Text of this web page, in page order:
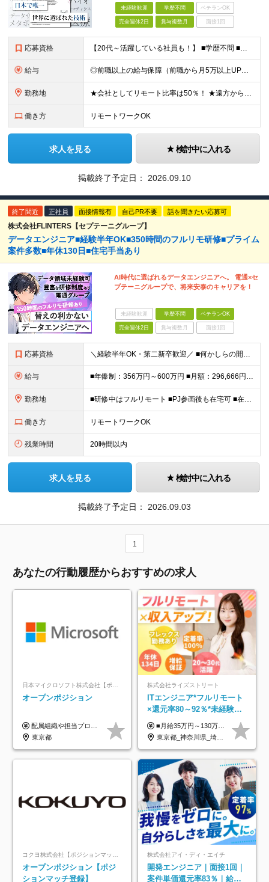
未経験歓迎 学歴不問 ベテランOK
完全週休2日 賞与複数月 面接1回
応募資格 【20代～活躍している社員も！】 ■学歴不問 ■以下のいずれかの専門知識をお持ちの方 ・バイオインフォマティクス ・メディカルインフォマティクス ・医療／ライフサイエンス ◎下記へ興味のある方も大歓
給与 ◎前職以上の給与保障（前職から月5万以上UPの実例複数あり） ■想定年収500～1000万円（月給制もしくは年俸制にて選択可） ■月給35万円～＋賞与（給与制／メンバーのみ）＋業績賞与（15期以上連続
勤務地 ★会社としてリモート比率は50％！ ★遠方からの応募OK！働き方も随時相談に乗ります ■本社 東京都千代田区麹町4-2 麹町ミッドスクエア4F ◎2024年12月に移転したばかりのキレイなオフィス！
働き方 リモートワークOK
求人を見る 検討中に入れる
掲載終了予定日： 2026.09.10
終了間近 正社員 面接情報有 自己PR不要 話を聞きたい応募可
株式会社FLINTERS【セプテーニグループ】
データエンジニア■経験半年OK■350時間のフルリモ研修■プライム
案件多数■年休130日■住宅手当あり
AI時代に選ばれるデータエンジニアへ。 電通×セ
プテーニグループで、将来安泰のキャリアを！
未経験歓迎 学歴不問 ベテランOK
完全週休2日 賞与複数月 面接1回
応募資格 ＼経験半年OK・第二新卒歓迎／ ■何かしらの開発経験をお持ちの方※使用言語不問 ■学歴不問 ＊幅広い技術に挑戦したい方を歓迎！ ＼＼こんな方にピッタリ／／ □モダンな開発環境にチャレンジしたい方 □
給与 ■年俸制：356万円～600万円 ■月額：296,666円～500,000円 ※スキル・経験を考慮し決定 ※上記には固定残業代（45時間分／75,375円〜127,980円）を含む ※超過分は別途支
勤務地 ■研修中はフルリモート ■PJ参画後も在宅可 ■在宅勤務手当あり ＜本社＞ 東京都新宿区西新宿8-17-1 住友不動産新宿グランドタワー27階 ※転勤なし （変更の範囲）会社の定める事業所
働き方 リモートワークOK
残業時間 20時間以内
求人を見る 検討中に入れる
掲載終了予定日： 2026.09.03
1
あなたの行動履歴からおすすめの求人
日本マイクロソフト株式会社【ポジションマッチ登録】
オープンポジション
配属組織や担当プロジェクトにより異なります。 ▼参考情報 ----------------------- 年俸650万～（1/12を月々支給） ※経験、能力を考慮の上、当社規定により優遇いたします。 ※時間外、休日出勤、深夜手当に対する賃金も基本年俸に含みます。
東京都
株式会社ライズストリート
ITエンジニア*フルリモート
×還元率80～92％*未経験歓
迎*年休134日*月給35万～*
定着率100%
■月給35万円～130万円＋賞与年2回＋各種手当 ※システムエンジニアの経験をお持ちの方は月給41万円以上＋賞与年2回（108万円～）＋手当 ■単価（年収）アップのチャンスは最大年12回 ※残業代は1分単位で100％全額支給。サービス残業などは一切ありません ※試用期間6ヵ月（試用期間中の待遇・給与に差はありません）
東京都_神奈川県_埼玉県_千葉県_大阪府_愛知県_北海道_青森県_岩手県_宮城県_秋田県_山形県_福島県_茨城県_栃木県_群馬県_新潟県_山梨県_長野県_富山県_石川県_福井県_静岡県_岐阜県_三重県_兵庫県_京都府_滋賀県_奈良県_和歌山県_広島県_岡山県_鳥取県_島根県_山口県_徳島県_香川県_愛媛県_高知県_福岡県_熊本県_佐賀県_長崎県_大分県_宮崎県_鹿児島県_沖縄県
コクヨ株式会社【ポジションマッチ登録】
オープンポジション【ポジ
ションマッチ登録】
株式会社アイ・ディ・エイチ
開発エンジニア｜面接1回｜
案件単価還元率83％｜給与